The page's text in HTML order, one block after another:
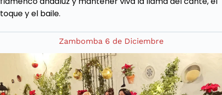
toque y el baile.
Zambomba 6 de Diciembre